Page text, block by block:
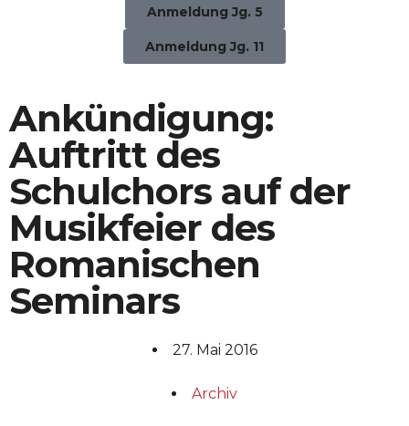
Anmeldung Jg. 5
Anmeldung Jg. 11
Ankündigung:
Auftritt des
Schulchors auf der
Musikfeier des
Romanischen
Seminars
27. Mai 2016
Archiv